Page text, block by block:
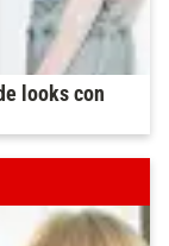
looks con